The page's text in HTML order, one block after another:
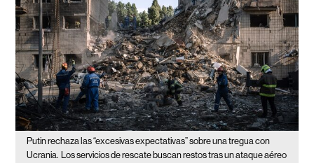
Putin rechaza las “excesivas expectativas” sobre una tregua con
Ucrania. Los servicios de rescate buscan restos tras un ataque aéreo